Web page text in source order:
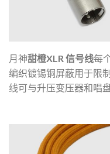
月神甜橙XLR 信号线每
编织镀锡铜屏蔽用于限
线可与升压变压器和唱